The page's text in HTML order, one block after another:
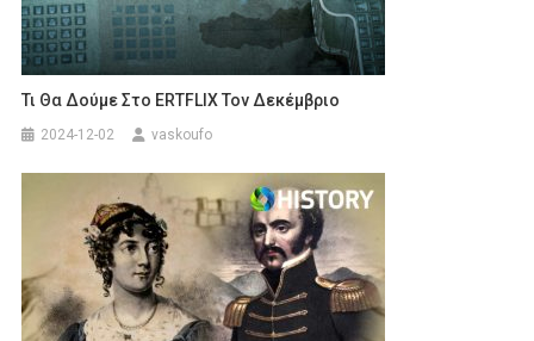
Τι Θα Δούμε Στο ERTFLIX Τον Δεκέμβριο
2024-12-02 vaskoufo